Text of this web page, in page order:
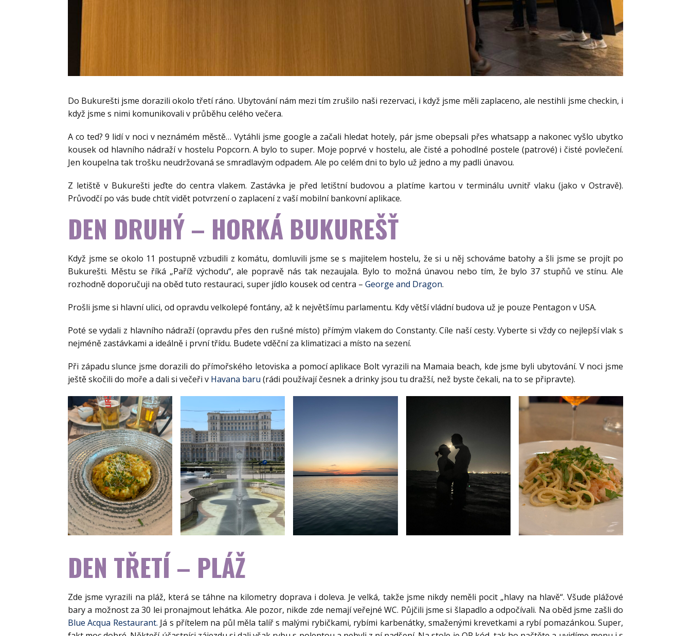
Do Bukurešti jsme dorazili okolo třetí ráno. Ubytování nám mezi tím zrušilo naši rezervaci, i když jsme měli zaplaceno, ale nestihli jsme checkin, i
když jsme s nimi komunikovali v průběhu celého večera.
A co ted? 9 lidí v noci v neznámém městě… Vytáhli jsme google a začali hledat hotely, pár jsme obepsali přes whatsapp a nakonec vyšlo ubytko
kousek od hlavního nádraží v hostelu Popcorn. A bylo to super. Moje poprvé v hostelu, ale čisté a pohodlné postele (patrové) i čisté povlečení.
Jen koupelna tak trošku neudržovaná se smradlavým odpadem. Ale po celém dni to bylo už jedno a my padli únavou.
Z letiště v Bukurešti jeďte do centra vlakem. Zastávka je před letištní budovou a platíme kartou v terminálu uvnitř vlaku (jako v Ostravě).
Průvodčí po vás bude chtít vidět potvrzení o zaplacení z vaší mobilní bankovní aplikace.
DEN DRUHÝ – HORKÁ BUKUREŠŤ
Když jsme se okolo 11 postupně vzbudili z komátu, domluvili jsme se s majitelem hostelu, že si u něj schováme batohy a šli jsme se projít po
Bukurešti. Městu se říká „Paříž východu“, ale popravě nás tak nezaujala. Bylo to možná únavou nebo tím, že bylo 37 stupňů ve stínu. Ale
rozhodně doporučuji na oběd tuto restauraci, super jídlo kousek od centra – George and Dragon.
Prošli jsme si hlavní ulici, od opravdu velkolepé fontány, až k největšímu parlamentu. Kdy větší vládní budova už je pouze Pentagon v USA.
Poté se vydali z hlavního nádraží (opravdu přes den rušné místo) přímým vlakem do Constanty. Cíle naší cesty. Vyberte si vždy co nejlepší vlak s
nejméně zastávkami a ideálně i první třídu. Budete vděční za klimatizaci a místo na sezení.
Při západu slunce jsme dorazili do přímořského letoviska a pomocí aplikace Bolt vyrazili na Mamaia beach, kde jsme byli ubytování. V noci jsme
ještě skočili do moře a dali si večeři v Havana baru (rádi používají česnek a drinky jsou tu dražší, než byste čekali, na to se připravte).
DEN TŘETÍ – PLÁŽ
Zde jsme vyrazili na pláž, která se táhne na kilometry doprava i doleva. Je velká, takže jsme nikdy neměli pocit „hlavy na hlavě“. Všude plážové
bary a možnost za 30 lei pronajmout lehátka. Ale pozor, nikde zde nemají veřejné WC. Půjčili jsme si šlapadlo a odpočívali. Na oběd jsme zašli do
Blue Acqua Restaurant. Já s přítelem na půl měla talíř s malými rybičkami, rybími karbenátky, smaženými krevetkami a rybí pomazánkou. Super,